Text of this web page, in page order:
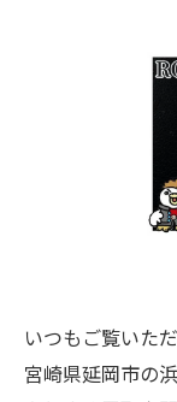
いつもご覧いた
宮崎県延岡市の